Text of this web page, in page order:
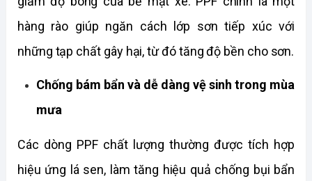
hàng rào giúp ngăn cách lớp sơn tiếp xúc với
những tạp chất gây hại, từ đó tăng độ bền cho sơn.
Chống bám bẩn và dễ dàng vệ sinh trong mùa
mưa
Các dòng PPF chất lượng thường được tích hợp
hiệu ứng lá sen, làm tăng hiệu quả chống bụi bẩn